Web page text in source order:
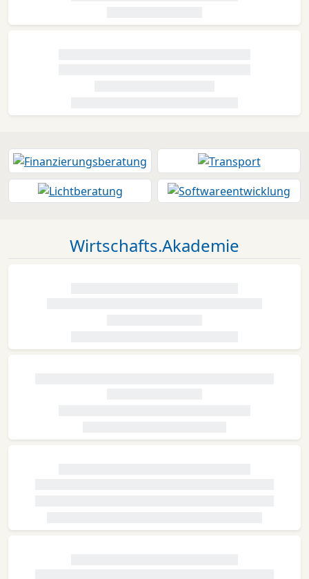
Wirtschafts.Akademie